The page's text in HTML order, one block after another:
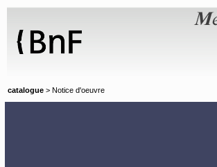
catalogue > Notice d'oeuvre